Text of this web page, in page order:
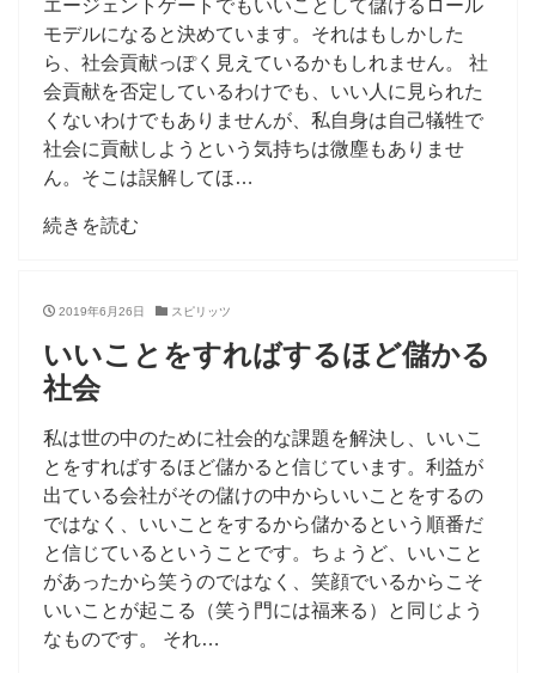
エージェントゲートでもいいことして儲けるロール
モデルになると決めています。それはもしかした
ら、社会貢献っぽく見えているかもしれません。 社
会貢献を否定しているわけでも、いい人に見られた
くないわけでもありませんが、私自身は自己犠牲で
社会に貢献しようという気持ちは微塵もありませ
ん。そこは誤解してほ…
続きを読む
2019年6月26日 スピリッツ
いいことをすればするほど儲かる
社会
私は世の中のために社会的な課題を解決し、いいこ
とをすればするほど儲かると信じています。利益が
出ている会社がその儲けの中からいいことをするの
ではなく、いいことをするから儲かるという順番だ
と信じているということです。ちょうど、いいこと
があったから笑うのではなく、笑顔でいるからこそ
いいことが起こる（笑う門には福来る）と同じよう
なものです。 それ…